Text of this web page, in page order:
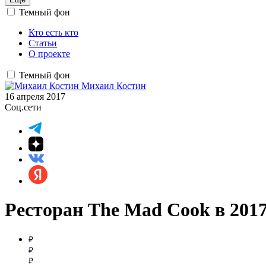
Темный фон
Кто есть кто
Статьи
О проекте
Темный фон
Михаил Костин
16 апреля 2017
Соц.сети
Ресторан The Mad Cook в